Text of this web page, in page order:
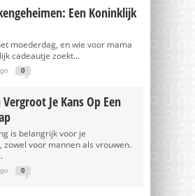
Een Koninklijk
moederdag, en wie voor mama
cadeautje zoekt...
0
Je Kans Op Een
is belangrijk voor je
zowel voor mannen als vrouwen.
0